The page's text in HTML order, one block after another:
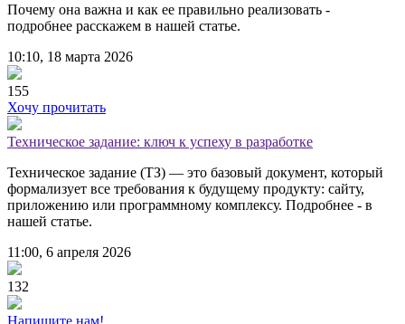
Почему она важна и как ее правильно реализовать -
подробнее расскажем в нашей статье.
10:10, 18 марта 2026
155
Хочу прочитать
Техническое задание: ключ к успеху в разработке
Техническое задание (ТЗ) — это базовый документ, который
формализует все требования к будущему продукту: сайту,
приложению или программному комплексу. Подробнее - в
нашей статье.
11:00, 6 апреля 2026
132